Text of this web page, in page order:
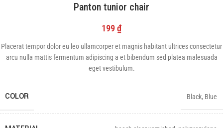
Panton tunior chair
199₫
Placerat tempor dolor eu leo ullamcorper et magnis habitant ultrices consectetur
arcu nulla mattis fermentum adipiscing a et bibendum sed platea malesuada
eget vestibulum.
COLOR Black, Blue